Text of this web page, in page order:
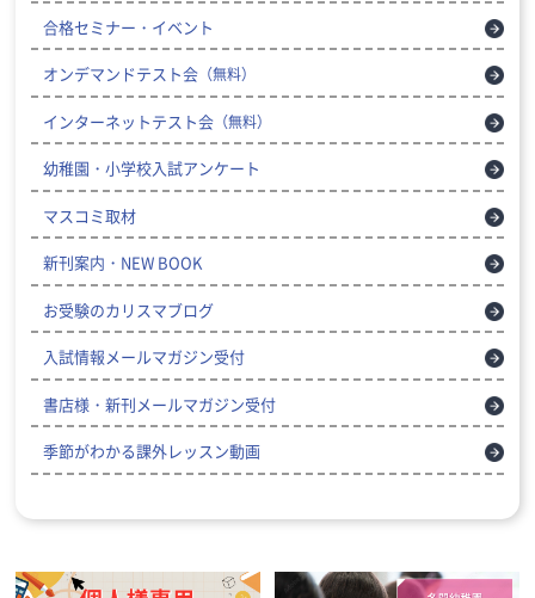
合格セミナー・イベント
オンデマンドテスト会 （無料）
インターネットテスト会 （無料）
幼稚園・小学校入試アンケート
マスコミ取材
新刊案内・NEW BOOK
お受験のカリスマブログ
入試情報メールマガジン受付
書店様・新刊メールマガジン受付
季節がわかる課外レッスン動画